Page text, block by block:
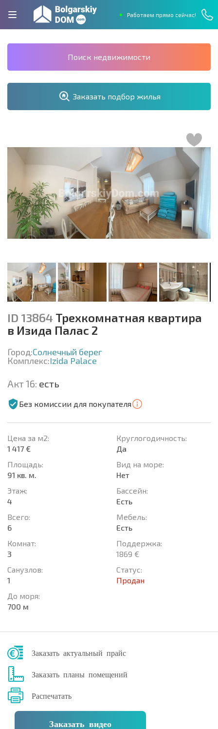
Работаем прямо сейчас!
Поиск недвижимости
Заказать подбор жилья
ID 13864 Трехкомнатная квартира
в Изида Палас 2
Город:Солнечный берег
Комплекс:Izida Palace
Акт 16: есть
Без комиссии для покупателя
Цена за м2:
1 417 €
Площадь:
91 кв. м.
Этаж:
4
Всего:
6
Комнат:
3
Санузлов:
1
До моря:
700 м
Круглогодичность:
Да
Вид на море:
Нет
Басcейн:
Есть
Мебель:
Есть
Поддержка:
1869 €
Статус:
Продан
Заказать актуальный прайс
Заказать планы помещений
Распечатать
Заказать видео